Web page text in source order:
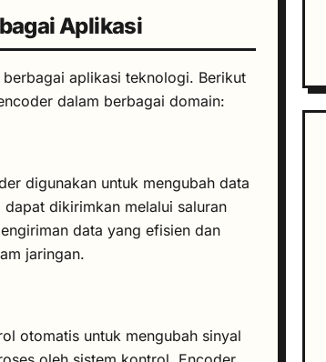
Aplikasi
aplikasi teknologi. Berikut
dalam berbagai domain:
digunakan untuk mengubah data
dikirimkan melalui saluran
data yang efisien dan
jaringan.
otomatis untuk mengubah sinyal